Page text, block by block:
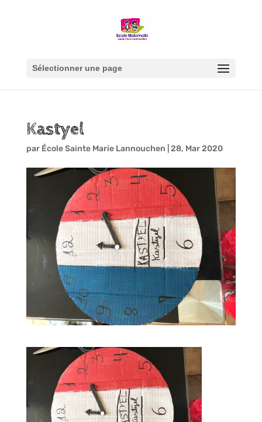
Sélectionner une page
Kastyel
par École Sainte Marie Lannouchen 28, Mar 2020